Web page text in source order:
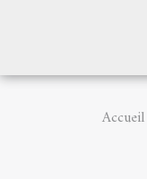
Accueil